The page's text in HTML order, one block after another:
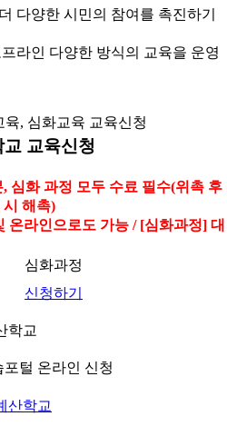
다양한 시민의 참여를 촉진하기
라인 다양한 방식의 교육을 운영
육, 심화교육 교육신청
교 교육신청
심화 과정 모두 수료 필수(위촉 후
시 해촉)
라인으로도 가능 / [심화과정] 대
심화과정
신청하기
학교
털 온라인 신청